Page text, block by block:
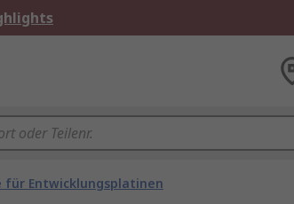
für Entwicklungsplatinen